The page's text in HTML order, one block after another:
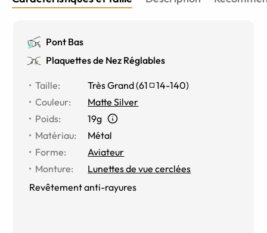
Pont Bas
Plaquettes de Nez Réglables
Taille: Très Grand(61 14-140)
Couleur:
Matte Silver
Poids:
19g
Matériau:
Métal
Forme:
Aviateur
Monture:
Lunettes de vue cerclées
Revêtement anti-rayures